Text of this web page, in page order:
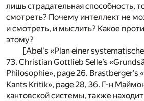
лишь страдательная способность,
смотреть? Почему интеллект не
и смотреть, и мыслить? Какое
этому?
[Abel’s «Plan einer
73. Christian Gottlieb Selle’s
Philosophie», page 26. Brastberger’s
Kants Kritik», page 28, 36. Г-н
кантовской системы, также